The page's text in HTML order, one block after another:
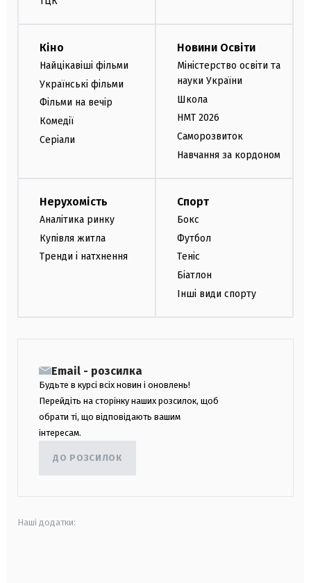
Кіно
Найцікавіші фільми
Українські фільми
Фільми на вечір
Комедії
Серіали
Новини Освіти
Міністерство освіти та
науки України
Школа
НМТ 2026
Саморозвиток
Навчання за кордоном
Нерухомість
Аналітика ринку
Купівля житла
Тренди і натхнення
Спорт
Бокс
Футбол
Теніс
Біатлон
Інші види спорту
Email - розсилка
Будьте в курсі всіх новин і оновлень!
Перейдіть на сторінку наших розсилок, щоб
обрати ті, що відповідають вашим
інтересам.
ДО РОЗСИЛОК
Наші додатки: